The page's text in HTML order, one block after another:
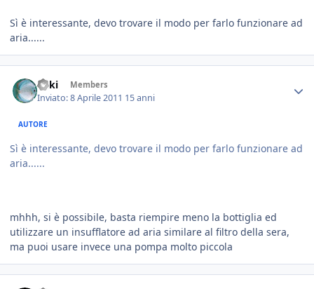
Sì è interessante, devo trovare il modo per farlo funzionare ad
aria......
Enki Members
Inviato:8 Aprile 2011 15 anni
AUTORE
Sì è interessante, devo trovare il modo per farlo funzionare ad
aria......
mhhh, si è possibile, basta riempire meno la bottiglia ed
utilizzare un insufflatore ad aria similare al filtro della sera,
ma puoi usare invece una pompa molto piccola